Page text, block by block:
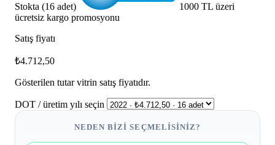
Stokta (16 adet)
1000 TL üzeri
ücretsiz kargo promosyonu
Satış fiyatı
₺4.712,50
Gösterilen tutar vitrin satış fiyatıdır.
DOT / üretim yılı seçin
NEDEN BIZI SEÇMELISINIZ?